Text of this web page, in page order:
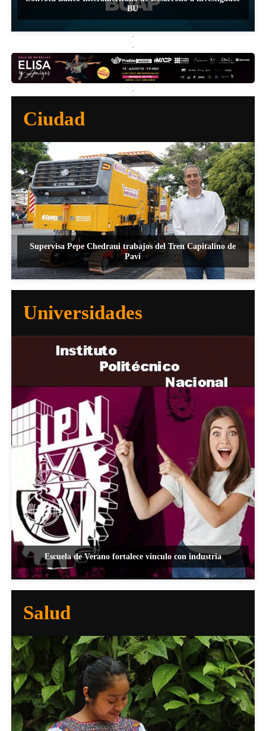
BU
Ciudad
Supervisa Pepe Chedraui trabajos del Tren Capitalino de
Pavi
Universidades
Escuela de Verano fortalece vínculo con industria
Salud